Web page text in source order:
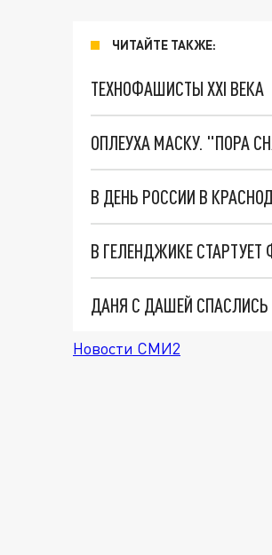
ЧИТАЙТЕ ТАКЖЕ:
ТЕХНОФАШИСТЫ XXI ВЕКА
ОПЛЕУХА МАСКУ. "ПОРА
В ДЕНЬ РОССИИ В
В ГЕЛЕНДЖИКЕ
ДАНЯ С ДАШЕЙ
Новости СМИ2